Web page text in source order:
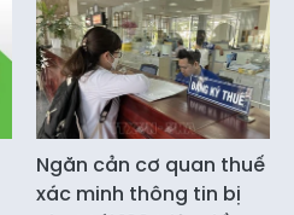
Ngăn cản cơ quan thuế
xác minh thông tin bị